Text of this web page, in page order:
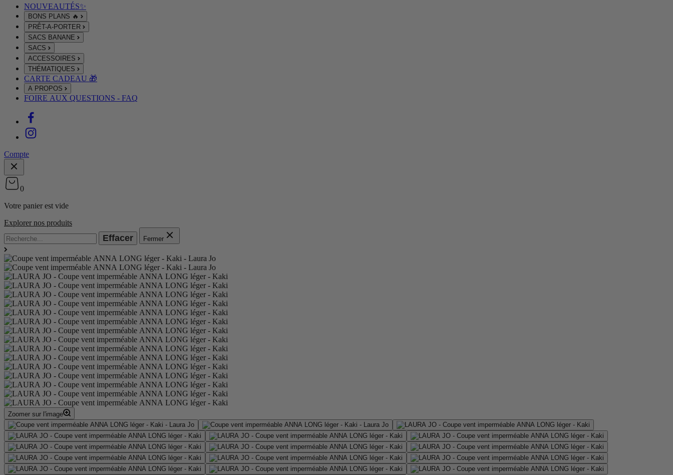
NOUVEAUTÉS✨
BONS PLANS 🔥
PRÊT-A-PORTER
SACS BANANE
SACS
ACCESSOIRES
THÉMATIQUES
CARTE CADEAU 🎁
A PROPOS
FOIRE AUX QUESTIONS - FAQ
Compte
0
Votre panier est vide
Explorer nos produits
Effacer Fermer
Zoomer sur l'image